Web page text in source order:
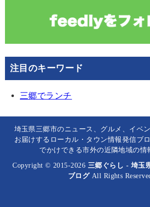
注目のキーワード
三郷でランチ
埼玉県三郷市のニュース、グルメ、イベ
お届けするローカル・タウン情報発信ブ
でかけできる市外の近隣地域の情
Copyright © 2015-2026 三郷ぐらし - 埼玉
ブログAll Rights